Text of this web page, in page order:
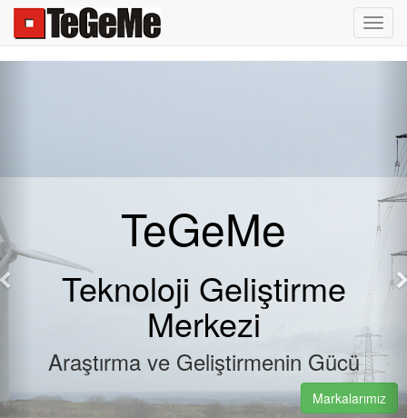
TeGeMe
Geliştirme
Merkezi
ve Geliştirmenin Gücü
Markalarımız
Daha